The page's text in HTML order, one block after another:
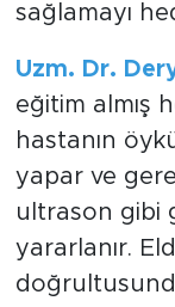
sağlamayı
Uzm. Dr.
eğitim almış
hastanın
yapar ve
ultrason gibi
yararlanır.